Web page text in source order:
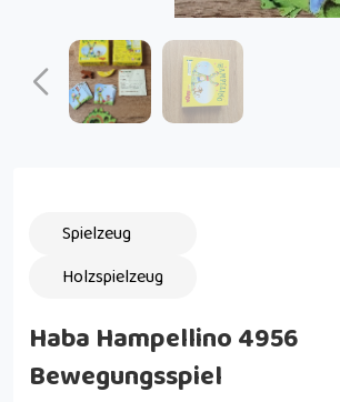
Spielzeug
Holzspielzeug
Haba Hampellino 4956
Bewegungsspiel